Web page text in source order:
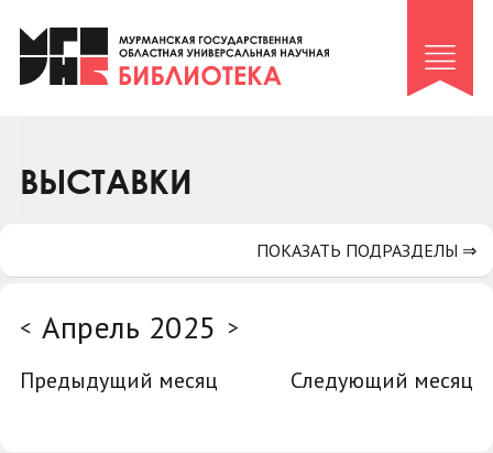
Клуб «Гиря и сельдерей»
Клуб «Семейный архив»
Коллегам
ВЫСТАВКИ
< Апрель 2025 >
Предыдущий месяц
Следующий месяц
ПОКАЗАТЬ ПОДРАЗДЕЛЫ ⇒